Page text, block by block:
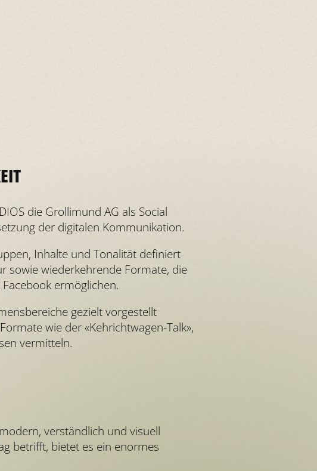
die Grollimund AG als Social
der digitalen Kommunikation.
Inhalte und Tonalität definiert
sowie wiederkehrende Formate, die
ermöglichen.
gezielt vorgestellt
wie der «Kehrichtwagen-Talk»,
vermitteln.
verständlich und visuell
betrifft, bietet es ein enormes